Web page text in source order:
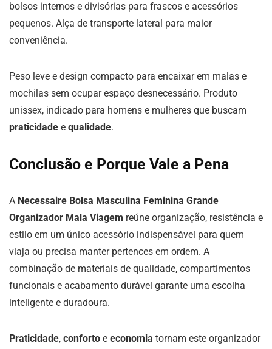
bolsos internos e divisórias para frascos e acessórios
pequenos. Alça de transporte lateral para maior
conveniência.
Peso leve e design compacto para encaixar em malas e
mochilas sem ocupar espaço desnecessário. Produto
unissex, indicado para homens e mulheres que buscam
praticidade e qualidade.
Conclusão e Porque Vale a Pena
A Necessaire Bolsa Masculina Feminina Grande
Organizador Mala Viagem reúne organização, resistência e
estilo em um único acessório indispensável para quem
viaja ou precisa manter pertences em ordem. A
combinação de materiais de qualidade, compartimentos
funcionais e acabamento durável garante uma escolha
inteligente e duradoura.
Praticidade, conforto e economia tornam este organizador